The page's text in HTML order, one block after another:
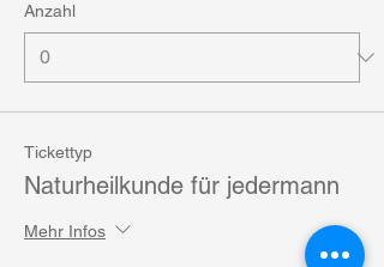
Anzahl
Tickettyp
Naturheilkunde für jedermann
Mehr Infos